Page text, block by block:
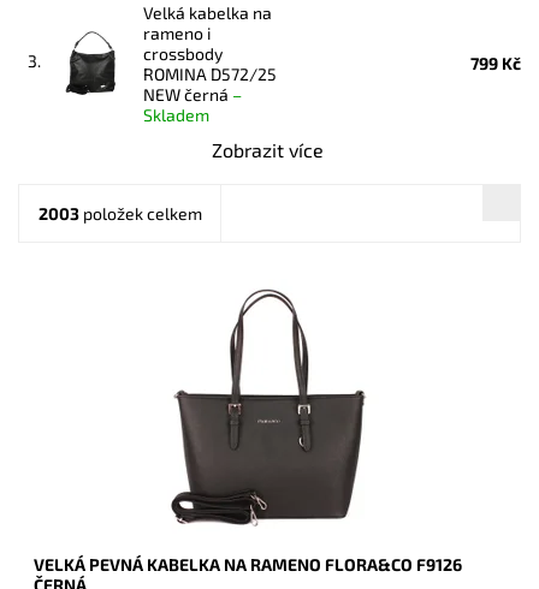
3.
Velká kabelka na
rameno i
crossbody
ROMINA D572/25
NEW černá –
Skladem
799 Kč
Zobrazit více
2003 položek celkem
Pevná velká elegantní kabelka do ruky i na rameno značky
FLORA&CO se stříbrnými doplňky.
1429
FLORA&CO
2 roky
VELKÁ PEVNÁ KABELKA NA RAMENO FLORA&CO F9126
ČERNÁ